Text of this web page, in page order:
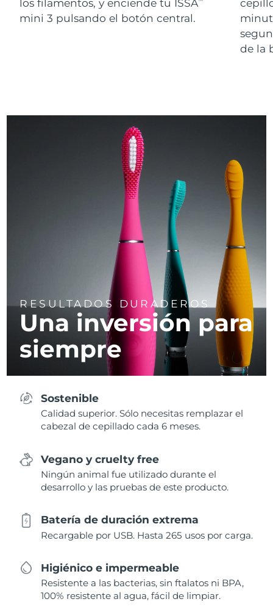
los filamentos, y enciende tu ISSA
mini 3 pulsando el botón central.
de la
RESULTADOS DURADEROS
Una inversión para
siempre
Sostenible
Calidad superior. Sólo necesitas remplazar el
cabezal de cepillado cada 6 meses.
Vegano y cruelty free
Ningún animal fue utilizado durante el
desarrollo y las pruebas de este producto.
Batería de duración extrema
Recargable por USB. Hasta 265 usos por carga.
Higiénico e impermeable
Resistente a las bacterias, sin ftalatos ni BPA,
100% resistente al agua, fácil de limpiar.